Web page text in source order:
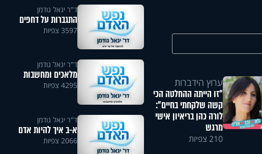
ערוץ הידברות
"זו הייתה ההחלטה הכי
קשה שלקחתי בחיים":
לורה כהן בריאיון אישי
מרגש
210 צפיות
ד"ר יגאל גודמן
התגברות על דחפים
3597 צפיות
ד"ר יגאל גודמן
מלאכים ומחשבות
4295 צפיות
ד"ר יגאל גודמן
א-ב איך להיות אדם
2066 צפיות